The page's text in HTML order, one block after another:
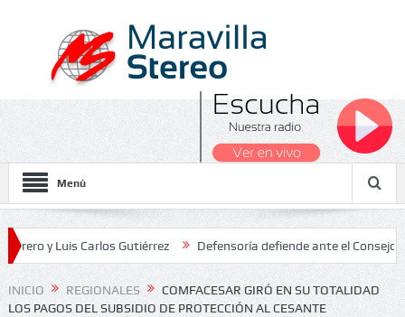
Menú
Carlos Gutiérrez Defensoría defiende ante el Consejo de
Nacionales 2026
INICIO REGIONALES
COMFACESAR GIRÓ EN SU TOTALIDAD
LOS PAGOS DEL SUBSIDIO DE PROTECCIÓN AL CESANTE